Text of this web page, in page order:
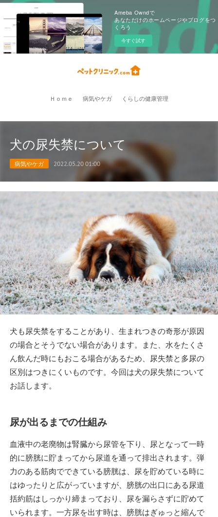
Ameba Owndで
あなただけのホームページやブログをつ
くろう
今すぐ試す
Ｈｏｍｅ 病気やケガ くらしの健康管理
犬の尿失禁について
病気やケガ 2022.05.20 01:00
犬も尿失禁をすることがあり、生まれつきの奇形が原因
の場合とそうでない場合があります。また、水をたくさ
ん飲んだ時にもおこる場合があるため、尿失禁と多尿の
区別はつきにくいものです。今回は犬の尿失禁について
お話します。
尿が出るまでの仕組み
血液中の老廃物は腎臓から尿管を下り、尿となって一時
的に膀胱に貯まってから尿道を通って排出されます。弾
力のある筋肉でできている膀胱は、尿を貯めている時に
はゆったりと広がっていますが、膀胱の出口にある尿道
括約筋はしっかり締まっており、尿を漏らさずに貯めて
いられます。一方尿を出す時は、膀胱はぎゅっと縮んで